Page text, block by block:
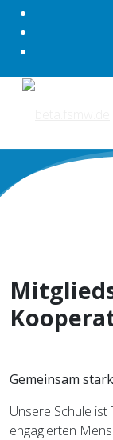
Gemeinsam
Unsere Schule
engagierten